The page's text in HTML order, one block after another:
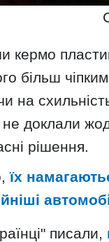
кермо
більш
на схильність
доклали
рішення.
їх
писали,